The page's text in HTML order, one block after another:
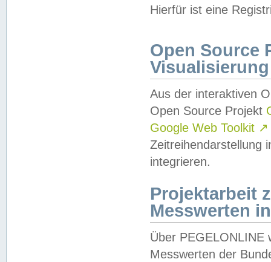
Hierfür ist eine
Open Source
Visualisierung
Aus der interaktiven
Open Source Projekt
Google Web Toolkit ↗
Zeitreihendarstellung
integrieren.
Projektarbeit
Messwerten
Über PEGELONLINE
Messwerten der